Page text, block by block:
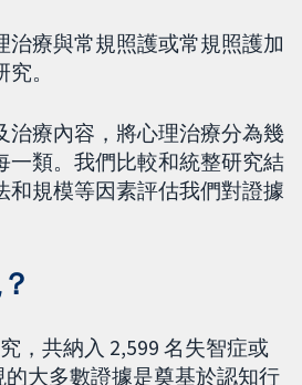
治療與常規照護或常規照護加
。
治療內容，將心理治療分為幾
一類。我們比較和統整研究結
和規模等因素評估我們對證據
，共納入 2,599 名失智症或
的大多數證據是奠基於認知行